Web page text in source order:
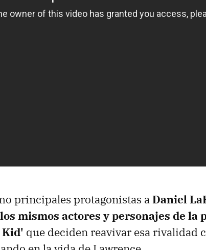
principales protagonistas aDaniel
mismos actores y personajes de la
que deciden reavivar esa rivalidad